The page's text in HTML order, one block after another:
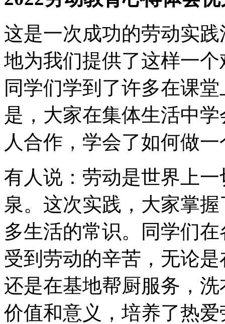
这是一次成功的劳动实
地为我们提供了这样一
同学们学到了许多在课
是，大家在集体生活中
人合作，学会了如何做
有人说：劳动是世界上
泉。这次实践，大家掌
多生活的常识。同学们
受到劳动的辛苦，无论
还是在基地帮厨服务，
价值和意义，培养了热